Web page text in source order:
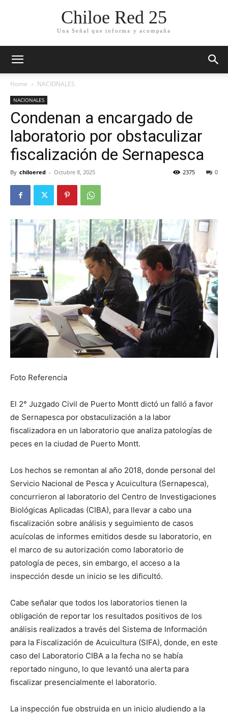
Chiloe Red 25
Una Señal que informa y acompaña
Home NACIONALES
NACIONALES
Condenan a encargado de
laboratorio por obstaculizar
fiscalización de Sernapesca
By chiloered - Octubre 8, 2025 0
2375
Foto Referencia
El 2° Juzgado Civil de Puerto Montt dictó un falló a favor
de Sernapesca por obstaculización a la labor
fiscalizadora en un laboratorio que analiza patologías de
peces en la ciudad de Puerto Montt.
Los hechos se remontan al año 2018, donde personal del
Servicio Nacional de Pesca y Acuicultura (Sernapesca),
concurrieron al laboratorio del Centro de Investigaciones
Biológicas Aplicadas (CIBA), para llevar a cabo una
fiscalización sobre análisis y seguimiento de casos
acuícolas de informes emitidos desde su laboratorio, en
el marco de su autorización como laboratorio de
patología de peces, sin embargo, el acceso a la
inspección desde un inicio se les dificultó.
Cabe señalar que todos los laboratorios tienen la
obligación de reportar los resultados positivos de los
análisis realizados a través del Sistema de Información
para la Fiscalización de Acuicultura (SIFA), donde, en este
caso del Laboratorio CIBA a la fecha no se había
reportado ninguno, lo que levantó una alerta para
fiscalizar presencialmente el laboratorio.
La inspección fue obstruida en un inicio aludiendo a la